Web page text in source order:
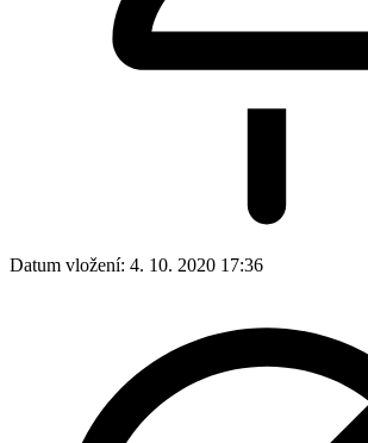
Datum vložení: 4. 10. 2020 17:36